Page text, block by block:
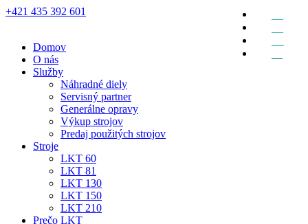
+421 435 392 601
Domov
O nás
Služby
Náhradné diely
Servisný partner
Generálne opravy
Výkup strojov
Predaj použitých strojov
Stroje
LKT 60
LKT 81
LKT 130
LKT 150
LKT 210
Prečo LKT